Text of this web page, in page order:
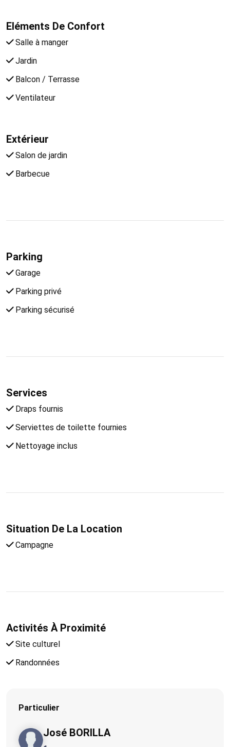
Eléments De Confort
Salle à manger
Jardin
Balcon / Terrasse
Ventilateur
Extérieur
Salon de jardin
Barbecue
Parking
Garage
Parking privé
Parking sécurisé
Services
Draps fournis
Serviettes de toilette fournies
Nettoyage inclus
Situation De La Location
Campagne
Activités À Proximité
Site culturel
Randonnées
Particulier
José BORILLA